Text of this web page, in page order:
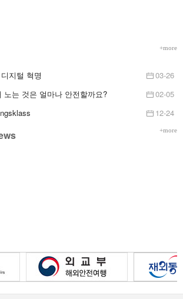
+more
지털 혁명
03-26
노는 것은 얼마나 안전할까요?
02-05
12-24
Medel
12-24
+more